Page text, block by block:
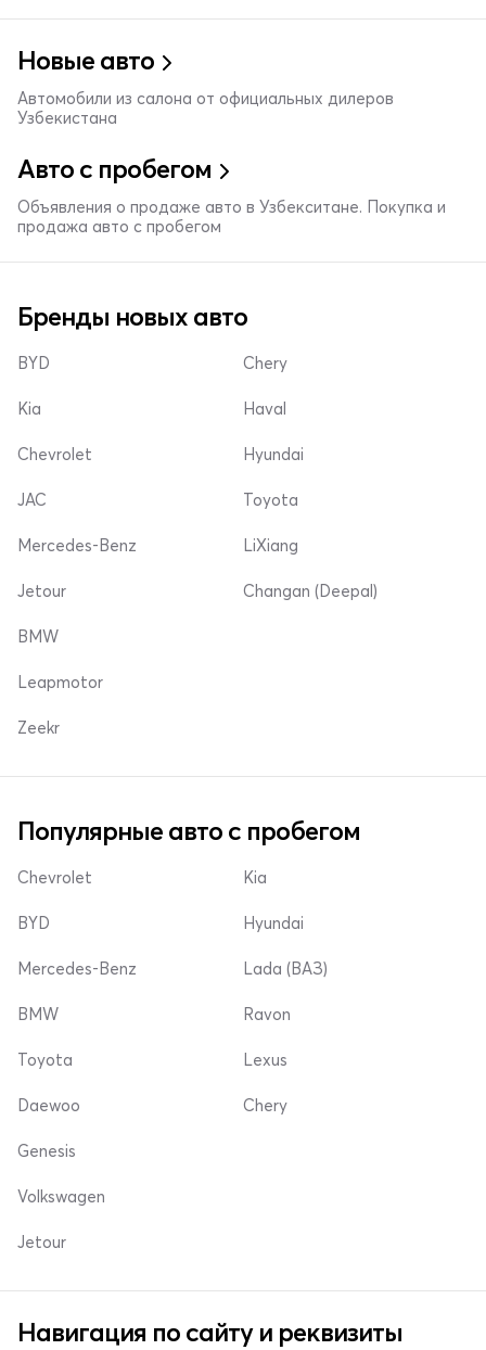
Новые авто
Автомобили из салона от официальных дилеров
Узбекистана
Авто с пробегом
Объявления о продаже авто в Узбекситане. Покупка и
продажа авто с пробегом
Бренды новых авто
BYD
Kia
Chevrolet
Chery
Haval
Hyundai
JAC
Mercedes-Benz
Jetour
Toyota
LiXiang
Changan (Deepal)
BMW
Leapmotor
Zeekr
Популярные авто с пробегом
Chevrolet
BYD
Mercedes-Benz
Kia
Hyundai
Lada (ВАЗ)
BMW
Toyota
Daewoo
Ravon
Lexus
Chery
Genesis
Volkswagen
Jetour
Навигация по сайту и реквизиты